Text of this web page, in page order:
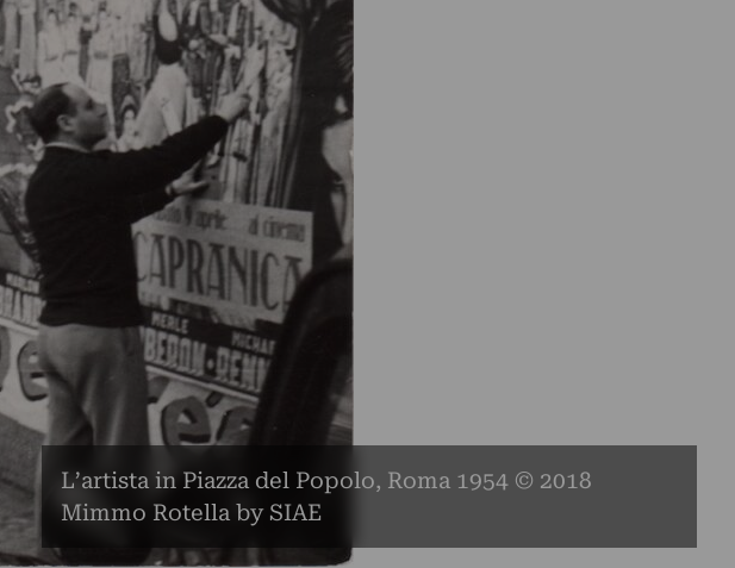
L’artista in Piazza del Popolo, Roma 1954 © 2018
Mimmo Rotella by SIAE